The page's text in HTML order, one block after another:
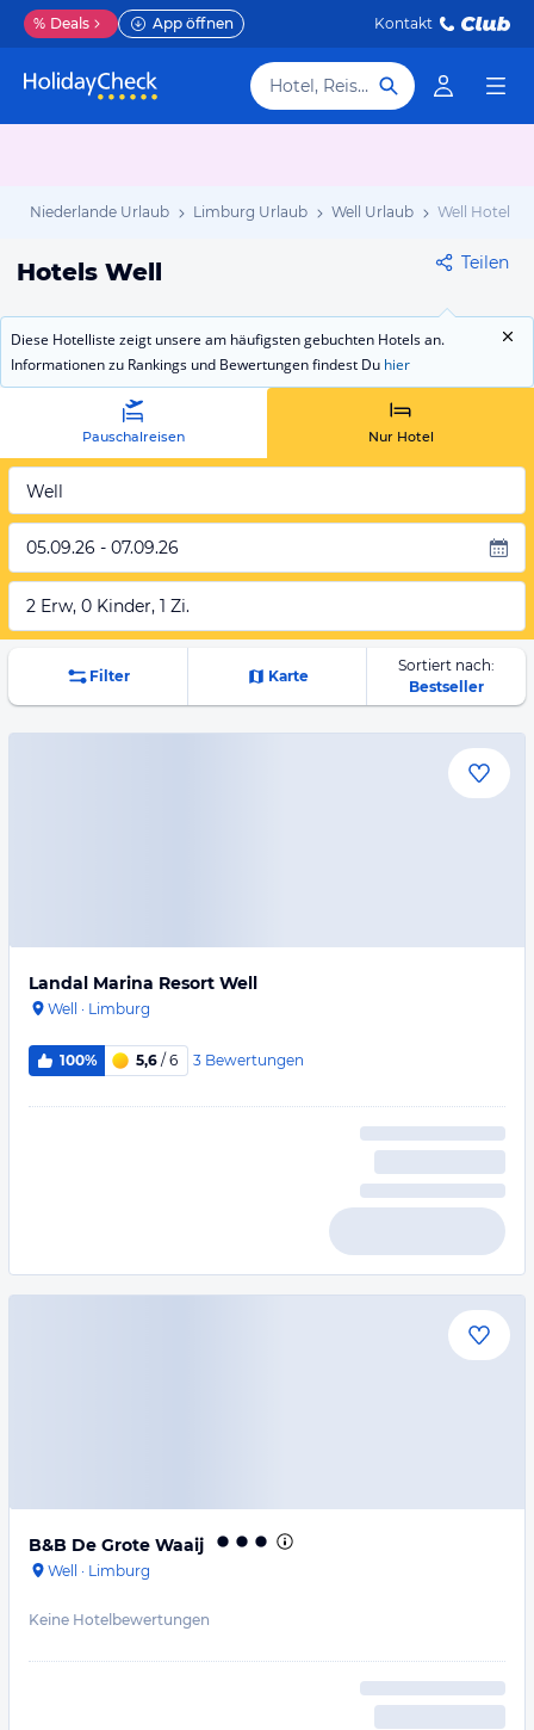
% Deals App öffnen Kontakt
Hotel, Reiseziel
Niederlande Urlaub Limburg Urlaub Well Urlaub Well Hotels
Hotels Well Teilen
Diese Hotelliste zeigt unsere am häufigsten gebuchten Hotels an.
Informationen zu Rankings und Bewertungen findest Du hier
Pauschalreisen Nur Hotel
Well
05.09.26 - 07.09.26
2 Erw, 0 Kinder, 1 Zi.
Filter Karte
Sortiert nach:
Bestseller
Landal Marina Resort Well
Well · Limburg
100% 5,6 / 6 3 Bewertungen
B&B De Grote Waaij
Well · Limburg
Keine Hotelbewertungen